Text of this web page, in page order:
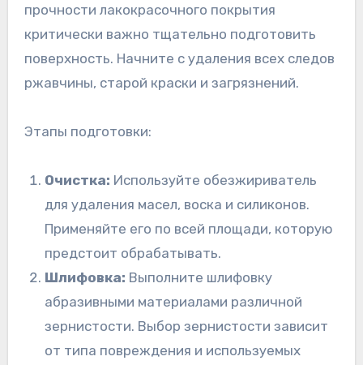
прочности лакокрасочного покрытия
критически важно тщательно подготовить
поверхность. Начните с удаления всех следов
ржавчины, старой краски и загрязнений.
Этапы подготовки:
Очистка: Используйте обезжириватель
для удаления масел, воска и силиконов.
Применяйте его по всей площади, которую
предстоит обрабатывать.
Шлифовка: Выполните шлифовку
абразивными материалами различной
зернистости. Выбор зернистости зависит
от типа повреждения и используемых